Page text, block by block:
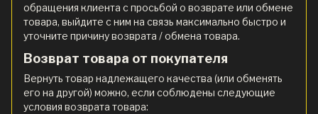
обращения клиента с просьбой о возврате или обмене
товара, выйдите с ним на связь максимально быстро и
уточните причину возврата / обмена товара.
Возврат товара от покупателя
Вернуть товар надлежащего качества (или обменять
его на другой) можно, если соблюдены следующие
условия возврата товара: